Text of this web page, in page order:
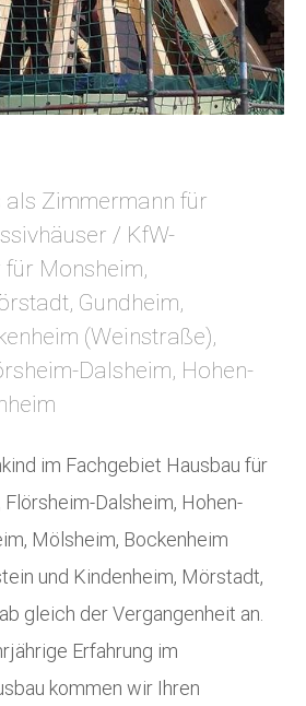
als Zimmermann für
/ KfW-
Monsheim,
Gundheim,
(Weinstraße),
Dalsheim, Hohen-
im Fachgebiet Hausbau für
Dalsheim, Hohen-
Mölsheim, Bockenheim
und Kindenheim, Mörstadt,
gleich der Vergangenheit an.
Erfahrung im
kommen wir Ihren